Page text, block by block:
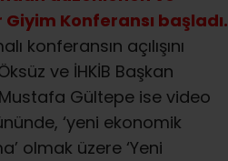
Konferansı başladı.
konferansın açılışını
ve İHKİB Başkan
Mustafa Gültepe ise video
‘yeni ekonomik
olmak üzere ‘Yeni